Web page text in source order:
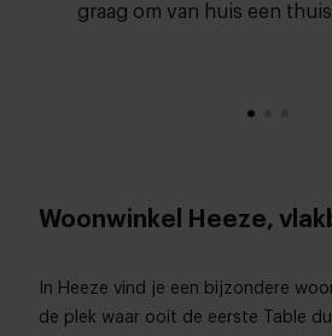
graag om van huis een
Woonwinkel Heeze,
In Heeze vind je een bijzondere
de plek waar ooit de eerste Table